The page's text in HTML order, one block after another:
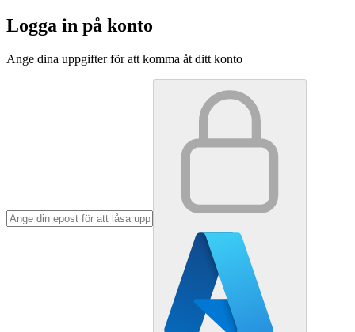
Logga in på konto
Ange dina uppgifter för att komma åt ditt konto